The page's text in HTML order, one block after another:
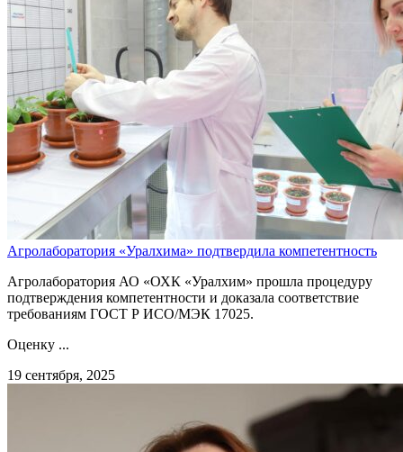
Агролаборатория «Уралхима» подтвердила компетентность
Агролаборатория АО «ОХК «Уралхим» прошла процедуру
подтверждения компетентности и доказала соответствие
требованиям ГОСТ Р ИСО/МЭК 17025.
Оценку ...
19 сентября, 2025